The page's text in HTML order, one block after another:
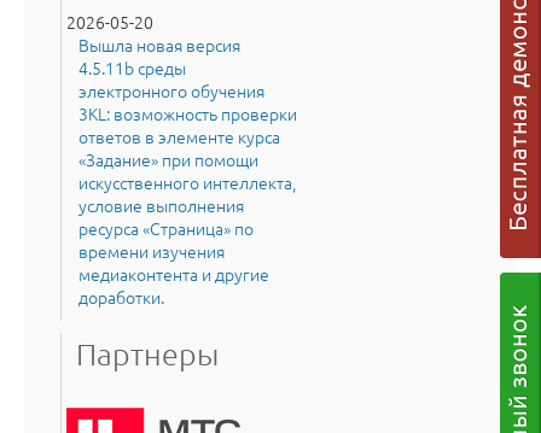
2026-05-20
Вышла новая версия
4.5.11b среды
электронного обучения
3KL: возможность проверки
ответов в элементе курса
«Задание» при помощи
искусственного интеллекта,
условие выполнения
ресурса «Страница» по
времени изучения
медиаконтента и другие
доработки.
Партнеры